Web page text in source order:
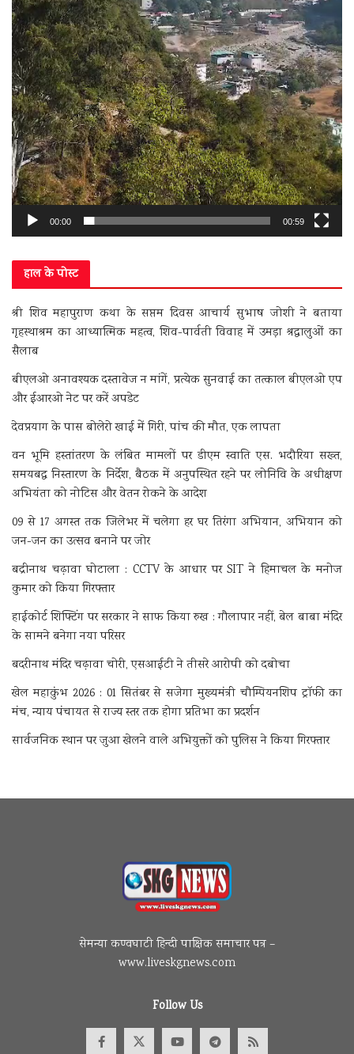
00:00 00:59
हाल के पोस्ट
श्री शिव महापुराण कथा के सप्तम दिवस आचार्य सुभाष जोशी ने बताया
गृहस्थाश्रम का आध्यात्मिक महत्व, शिव-पार्वती विवाह में उमड़ा श्रद्धालुओं का
सैलाब
बीएलओ अनावश्यक दस्तावेज न मांगें, प्रत्येक सुनवाई का तत्काल बीएलओ एप
और ईआरओ नेट पर करें अपडेट
देवप्रयाग के पास बोलेरो खाई में गिरी, पांच की मौत, एक लापता
वन भूमि हस्तांतरण के लंबित मामलों पर डीएम स्वाति एस. भदौरिया सख्त,
समयबद्ध निस्तारण के निर्देश, बैठक में अनुपस्थित रहने पर लोनिवि के अधीक्षण
अभियंता को नोटिस और वेतन रोकने के आदेश
09 से 17 अगस्त तक जिलेभर में चलेगा हर घर तिरंगा अभियान, अभियान को
जन-जन का उत्सव बनाने पर जोर
बद्रीनाथ चढ़ावा घोटाला : CCTV के आधार पर SIT ने हिमाचल के मनोज
कुमार को किया गिरफ्तार
हाईकोर्ट शिफ्टिंग पर सरकार ने साफ किया रुख : गौलापार नहीं, बेल बाबा मंदिर
के सामने बनेगा नया परिसर
बदरीनाथ मंदिर चढ़ावा चोरी, एसआईटी ने तीसरे आरोपी को दबोचा
खेल महाकुंभ 2026 : 01 सितंबर से सजेगा मुख्यमंत्री चौम्पियनशिप ट्रॉफी का
मंच, न्याय पंचायत से राज्य स्तर तक होगा प्रतिभा का प्रदर्शन
सार्वजनिक स्थान पर जुआ खेलने वाले अभियुक्तों को पुलिस ने किया गिरफ्तार
सेमन्या कण्वघाटी हिन्दी पाक्षिक समाचार पत्र –
www.liveskgnews.com
Follow Us